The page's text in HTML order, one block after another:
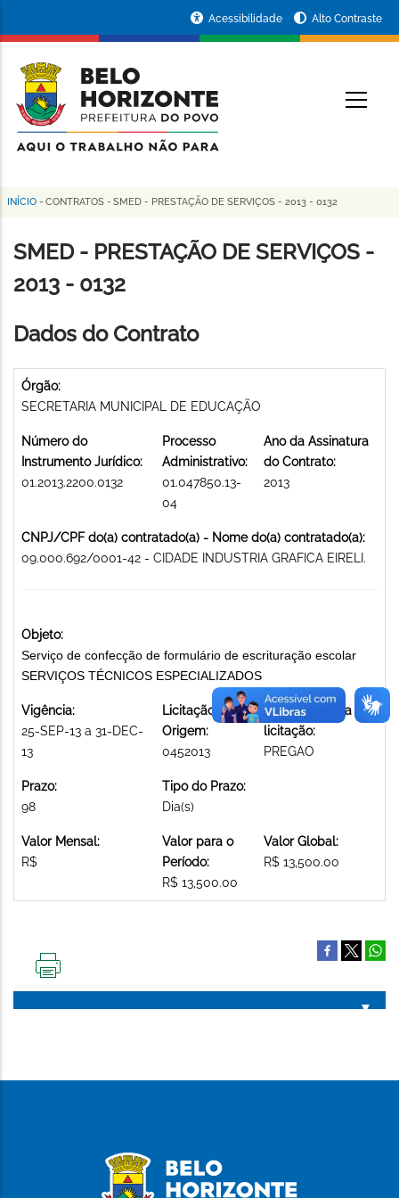
conteúdo
principal
da
Prefeitura
de
Horizonte
Acessibilidade Alto Contraste
Trilha
de
navegação
INÍCIO - CONTRATOS - SMED - PRESTAÇÃO DE SERVIÇOS - 2013 - 0132
SMED - PRESTAÇÃO DE SERVIÇOS -
2013 - 0132
Dados do Contrato
Órgão:
SECRETARIA MUNICIPAL DE EDUCAÇÃO
Número do
Instrumento Jurídico:
01.2013.2200.0132
Processo
Administrativo:
01.047850.13-
04
Ano da Assinatura
do Contrato:
2013
CNPJ/CPF do(a) contratado(a) - Nome do(a) contratado(a):
09.000.692/0001-42 - CIDADE INDUSTRIA GRAFICA EIRELI.
Objeto:
Serviço de confecção de formulário de escrituração escolar
SERVIÇOS TÉCNICOS ESPECIALIZADOS
Vigência:
25-SEP-13 a 31-DEC-
13
Licitação de
Origem:
0452013
Modalidade da
licitação:
PREGAO
Prazo:
98
Tipo do Prazo:
Dia(s)
Valor Mensal:
R$
Valor para o
Período:
R$ 13,500.00
Valor Global:
R$ 13,500.00
PÁGINA